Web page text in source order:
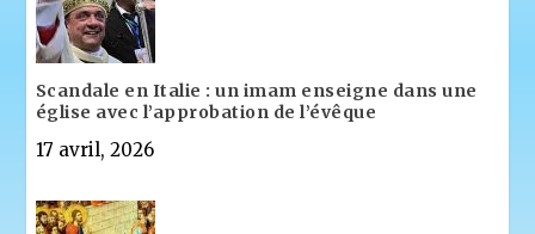
Scandale en Italie : un imam enseigne dans une
église avec l’approbation de l’évêque
17 avril, 2026